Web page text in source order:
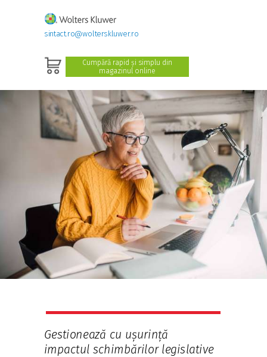
Gestionează cu ușurință
impactul schimbărilor legislative
sintact.ro@wolterskluwer.ro
Cumpără rapid și simplu din
magazinul online